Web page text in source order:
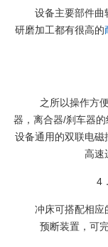
设备主要部件曲
研磨加工都有很高的
之所以操作方
器，离合器/刹车器
设备通用的双联电
高速
4
冲床可搭配相应
预断装置，可